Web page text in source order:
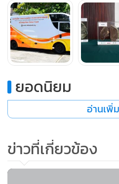
เพื่อโลกปลอดวัณโรคต่อไป
สำหรับสัปดาห์รณรงค์วันวัณโรค
สะอาด ปราศจากวัณโรค” จัดขึ้น
09.00-15.00 น. มีการจัดรถเอกซ
ปอด ตรวจคัดกรองวัณโรคระยะแฝ
ด้วยเทคนิคทางโมเลกุลระดับอณูชีว
รวมถึงบริการฉีดวัคซีนโควิด-19
อายุ 18 ปีขึ้นไป จำนวน 100 คน (
กระทรวงสาธารณสุข โทร. 0-
วัณโรค หรือ สายด่วนกรมควบคุมโ
ยอดนิยม
อ่านเพิ่
ข่าวที่เกี่ยวข้อง